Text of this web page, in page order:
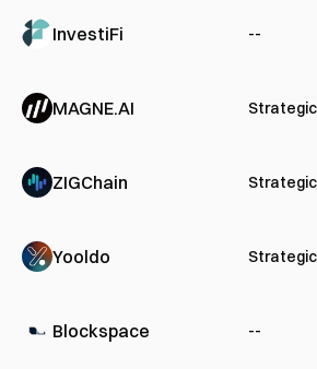
InvestiFi --
MAGNE.AI Strategic
ZIGChain Strategic
Yooldo Strategic
Blockspace --